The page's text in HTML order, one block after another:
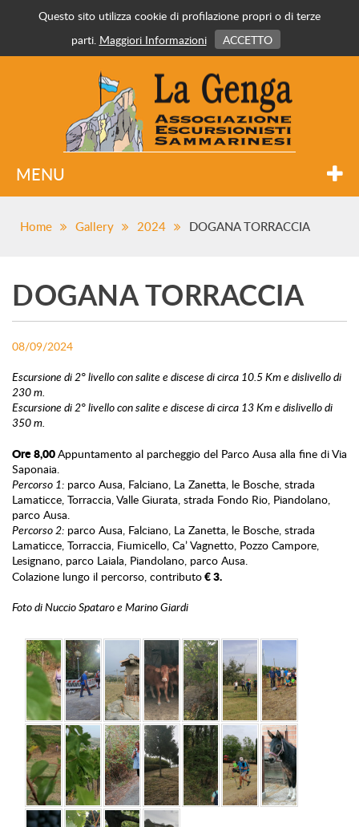
Questo sito utilizza cookie di profilazione propri o di terze
parti. Maggiori Informazioni ACCETTO
MENU
Home Gallery 2024 DOGANA TORRACCIA
DOGANA TORRACCIA
08/09/2024
Escursione di 2° livello con salite e discese di circa 10.5 Km e dislivello di
230 m.
Escursione di 2° livello con salite e discese di circa 13 Km e dislivello di
350 m.
Ore 8,00Appuntamento al parcheggio del Parco Ausa alla fine di Via
Saponaia.
Percorso 1: parco Ausa, Falciano, La Zanetta, le Bosche, strada
Lamaticce, Torraccia, Valle Giurata, strada Fondo Rio, Piandolano,
parco Ausa.
Percorso 2: parco Ausa, Falciano, La Zanetta, le Bosche, strada
Lamaticce, Torraccia, Fiumicello, Ca’ Vagnetto, Pozzo Campore,
Lesignano, parco Laiala, Piandolano, parco Ausa.
Colazione lungo il percorso, contributo€ 3.
Foto di Nuccio Spataro e Marino Giardi